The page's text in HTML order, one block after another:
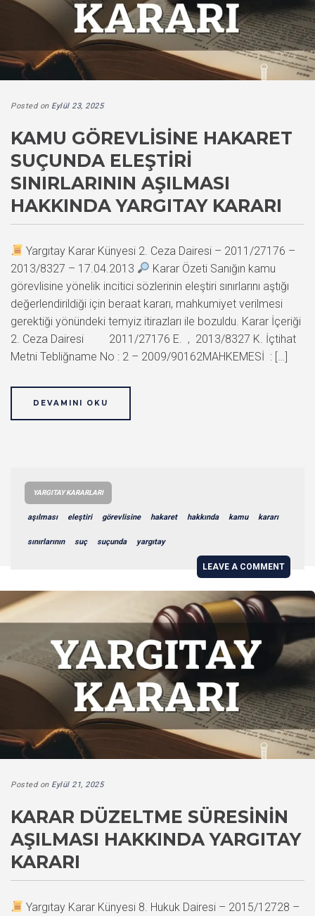
Posted on Eylül 23, 2025
KAMU GÖREVLISINE HAKARET
SUÇUNDA ELEŞTIRI
SINIRLARININ AŞILMASI
HAKKINDA YARGITAY KARARI
Yargıtay Karar Künyesi 2. Ceza Dairesi – 2011/27176 –
2013/8327 – 17.04.2013
Karar Özeti Sanığın kamu
görevlisine yönelik incitici sözlerinin eleştiri sınırlarını aştığı
değerlendirildiği için beraat kararı, mahkumiyet verilmesi
gerektiği yönündeki temyiz itirazları ile bozuldu. Karar İçeriği
2. Ceza Dairesi 2011/27176 E. , 2013/8327 K. İçtihat
Metni Tebliğname No : 2 – 2009/90162MAHKEMESİ : […]
DEVAMINI OKU
YARGITAY KARARLARI
aşılması eleştiri görevlisine hakaret hakkında kamu kararı
sınırlarının suç suçunda yargıtay
LEAVE A COMMENT
Posted on Eylül 21, 2025
KARAR DÜZELTME SÜRESININ
AŞILMASI HAKKINDA YARGITAY
KARARI
Yargıtay Karar Künyesi 8. Hukuk Dairesi – 2015/12728 –